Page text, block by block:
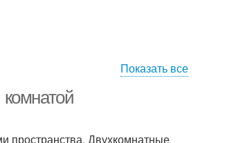
Показать все
пространства. Двухкомнатные